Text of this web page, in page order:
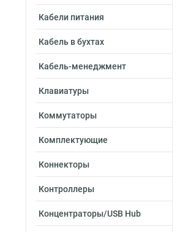
Кабели питания
Кабель в бухтах
Кабель-менеджмент
Клавиатуры
Коммутаторы
Комплектующие
Коннекторы
Контроллеры
Концентраторы/USB Hub